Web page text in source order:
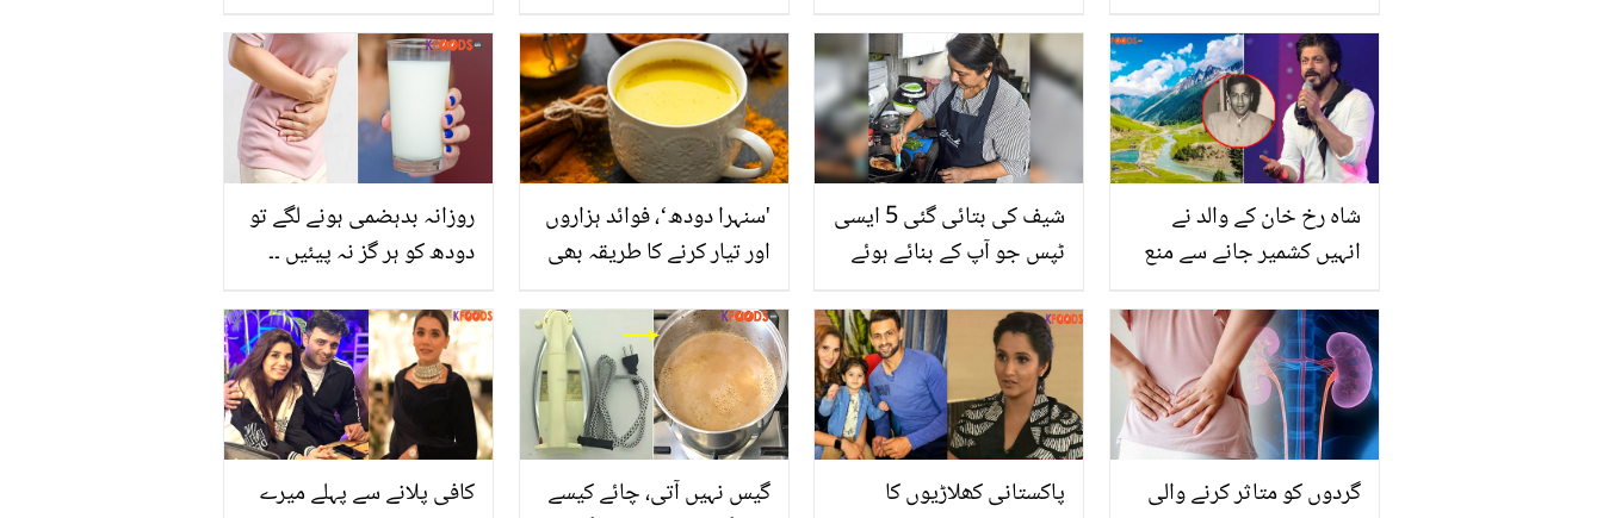
بارے میں پتہ چل جاتا ہے؟
جانیں سائنسی تجربہ
پکڑسکتے ہیں
کی سادہ سی ٹپ
بیٹی کی پیدائش، اس
معجزے کے بعد والد نے
کیسے شہر بھر میں خؤشی
منائی؟ دیکھیں
روزانہ بدہضمی ہونے لگے تو
دودھ کو ہر گز نہ پیئیں ۔۔
سامنے آنے پر دودھ پینا فوراً
بند کر دینا چاہیے
'سنہرا دودھ‘، فوائد ہزاروں
اور تیار کرنے کا طریقہ بھی
شیف کی بتائی گئی 5 ایسی
ٹپس جو آپ کے بنائے ہوئے
وہ ٹپس جو ہر عورت جاننا
چاہیئے
شاہ رخ خان کے والد نے
انہیں کشمیر جانے سے منع
اداکار کا انکشاف
کافی پلانے سے پہلے میرے
گیس نہیں آتی، چائے کیسے
پاکستانی کھلاڑیوں کا
گردوں کو متاثر کرنے والی